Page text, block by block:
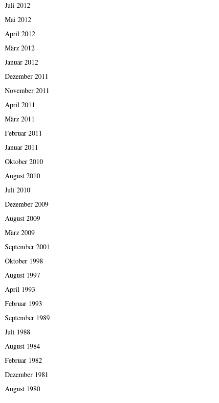
Juli 2012
Mai 2012
April 2012
März 2012
Januar 2012
Dezember 2011
November 2011
April 2011
März 2011
Februar 2011
Januar 2011
Oktober 2010
August 2010
Juli 2010
Dezember 2009
August 2009
März 2009
September 2001
Oktober 1998
August 1997
April 1993
Februar 1993
September 1989
Juli 1988
August 1984
Februar 1982
Dezember 1981
August 1980